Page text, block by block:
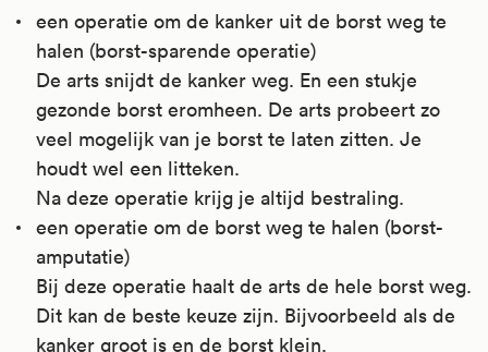
een operatie om de kanker uit de borst weg te
halen (borst-sparende operatie)
De arts snijdt de kanker weg. En een stukje
gezonde borst eromheen. De arts probeert zo
veel mogelijk van je borst te laten zitten. Je
houdt wel een litteken.
Na deze operatie krijg je altijd bestraling.
een operatie om de borst weg te halen (borst-
amputatie)
Bij deze operatie haalt de arts de hele borst weg.
Dit kan de beste keuze zijn. Bijvoorbeeld als de
kanker groot is en de borst klein.